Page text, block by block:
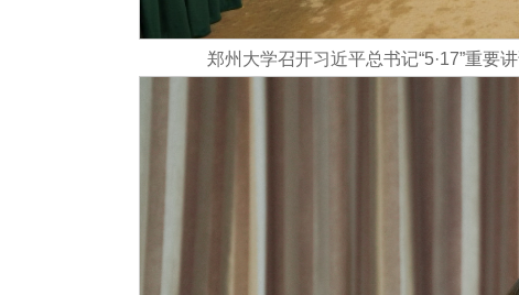
郑州大学召开习近平总书记“5·17”重要